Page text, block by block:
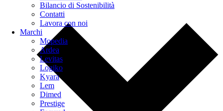
Bilancio di Sostenibilità
Contatti
Lavora con noi
Marchi
Mopedia
Ardea
Levitas
Logiko
Kyara
Lem
Dimed
Prestige